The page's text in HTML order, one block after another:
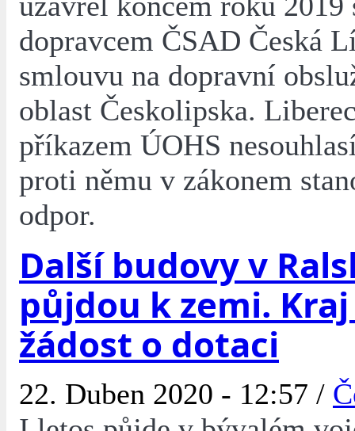
dopravcem ČSAD Česká
smlouvu na dopravní
oblast Českolipska.
příkazem ÚOHS
proti němu v zákonem
odpor.
Další budovy v
půjdou k zemi.
žádost o dotaci
22. Duben 2020 - 12:57 /